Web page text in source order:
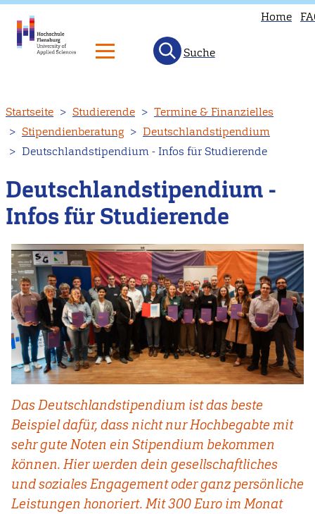
zum
Inhalt
Home
Suche
Startseite Studierende
Termine & Finanzielles
Stipendienberatung
Deutschlandstipendium
Deutschlandstipendium - Infos für Studierende
Deutschlandstipendium -
Infos für Studierende
Das Deutschlandstipendium ist das beste
Beispiel dafür, dass nicht nur Hochbegabte mit
sehr gute Noten ein Stipendium bekommen
können. Hier werden dein gesellschaftliches
und soziales Engagement oder ganz persönliche
Leistungen honoriert. Mit 300 Euro im Monat